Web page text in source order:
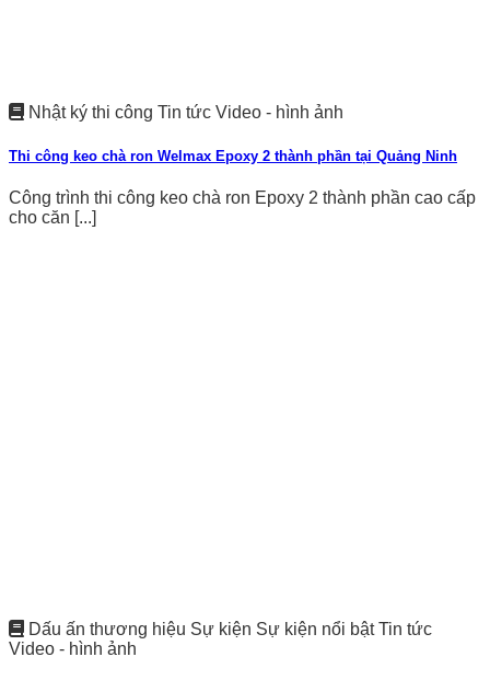
Nhật ký thi công Tin tức Video - hình ảnh
Thi công keo chà ron Welmax Epoxy 2 thành phần tại Quảng Ninh
Công trình thi công keo chà ron Epoxy 2 thành phần cao cấp
cho căn [...]
Dấu ấn thương hiệu Sự kiện Sự kiện nổi bật Tin tức
Video - hình ảnh